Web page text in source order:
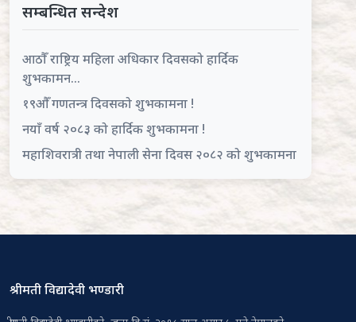
सम्बन्धित सन्देश
आठौँ राष्ट्रिय महिला अधिकार दिवसको हार्दिक
शुभकामन...
१९औँ गणतन्त्र दिवसको शुभकामना !
नयाँ वर्ष २०८३ को हार्दिक शुभकामना !
महाशिवरात्री तथा नेपाली सेना दिवस २०८२ को शुभकामना
श्रीमती विद्यादेवी भण्डारी